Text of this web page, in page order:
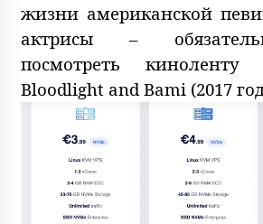
жизни американской
актрисы –
посмотреть киноленту
Bloodlight and Bami (2017